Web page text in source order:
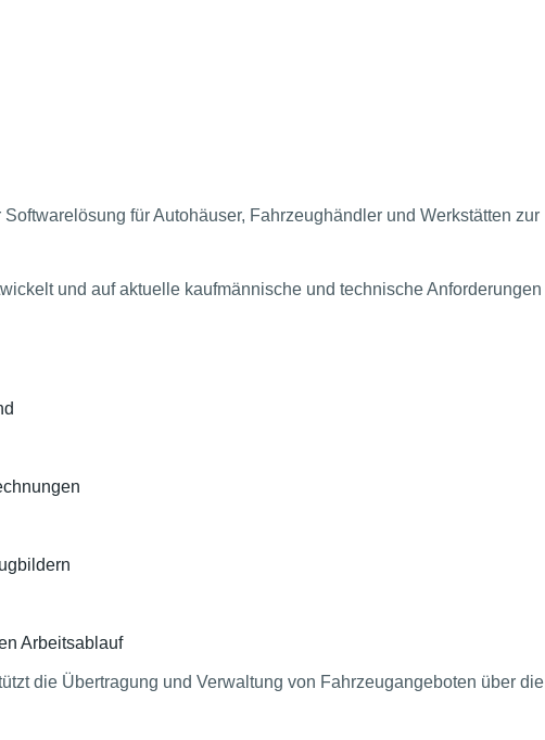
für Autohäuser, Fahrzeughändler und Werkstätten zur
und auf aktuelle kaufmännische und technische Anforderungen
Arbeitsablauf
die Übertragung und Verwaltung von Fahrzeugangeboten über die